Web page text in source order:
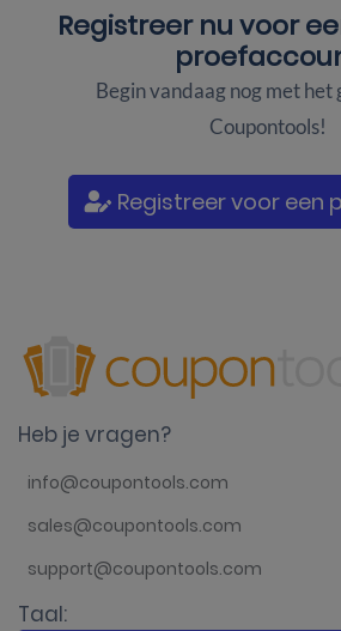
Registreer nu voor
Begin vandaag nog met het
Coupontools!
Registreer voor een
Heb je vragen?
info@coupontools.com
sales@coupontools.com
support@coupontools.com
Taal: